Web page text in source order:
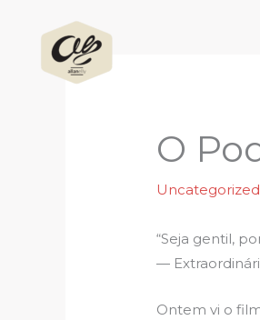
conteúdo
O
Uncategorized
“Seja gentil,
—
Ontem vi o